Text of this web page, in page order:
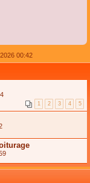
00:42
1 2 3 4 5